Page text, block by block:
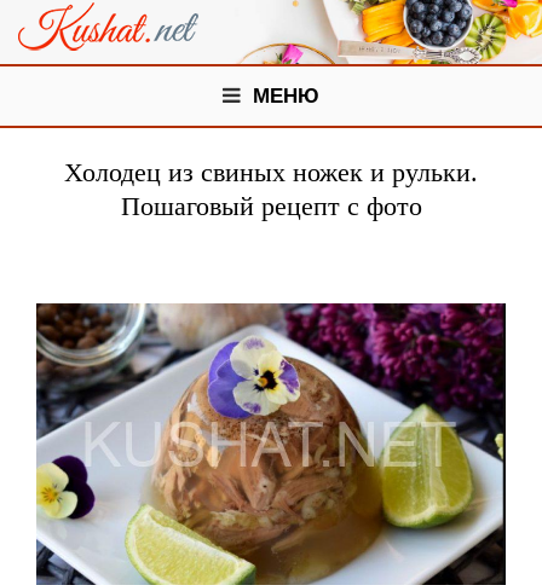
МЕНЮ
Холодец из свиных ножек и рульки.
Пошаговый рецепт с фото